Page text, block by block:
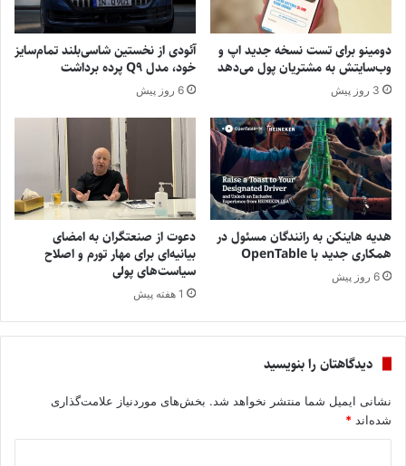
دومینو برای تست نسخه جدید اپ و
وب‌سایتش به مشتریان پول می‌دهد
3 روز پیش
آئودی از نخستین شاسی‌بلند تمام‌سایز
خود، مدل Q9 پرده برداشت
6 روز پیش
هدیه هاینکن به رانندگان مسئول در
همکاری جدید با OpenTable
6 روز پیش
دعوت از صنعتگران به امضای
بیانیه‌ای برای مهار تورم و اصلاح
سیاست‌های پولی
1 هفته پیش
دیدگاهتان را بنویسید
نشانی ایمیل شما منتشر نخواهد شد. بخش‌های موردنیاز علامت‌گذاری
شده‌اند *